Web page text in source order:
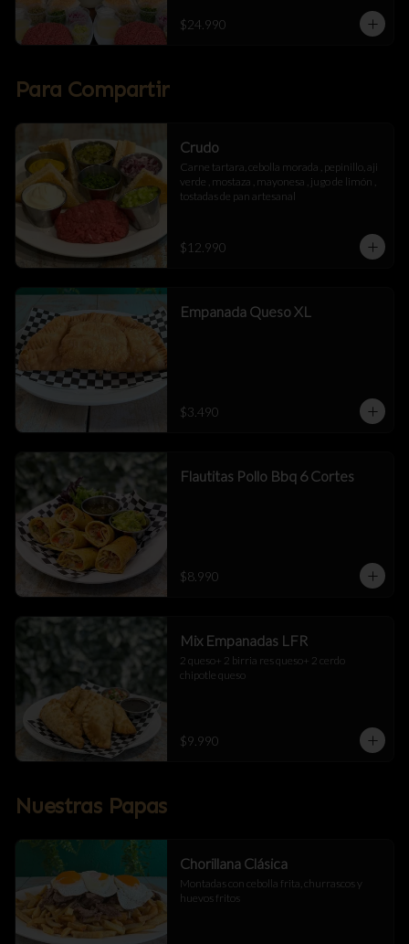
$24.990
Para Compartir
Crudo
Carne tartara, cebolla morada , pepinillo, aji
verde , mostaza , mayonesa , jugo de limón ,
tostadas de pan artesanal
$12.990
Empanada Queso XL
$3.490
Flautitas Pollo Bbq 6 Cortes
$8.990
Mix Empanadas LFR
2 queso+ 2 birria res queso+ 2 cerdo
chipotle queso
$9.990
Nuestras Papas
Chorillana Clásica
Montadas con cebolla frita, churrascos y
huevos fritos